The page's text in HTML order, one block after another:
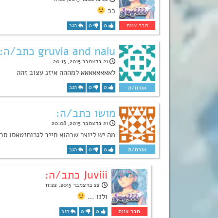
ככ
0
0 הגב
gruvia and nalu כתב/ה:
21 בדצמבר 2015, 20:13
לאאאאאאאא למההה איזנ עצוב זהה
0
0 הגב
מושו כתב/ה:
21 בדצמבר 2015, 20:08
מה יש ליוצר שבהוא חייב לגרוםנטאסו
0
0 הגב
Juviii כתב/ה:
22 בדצמבר 2015, 11:22
ולנו …
0
0 הגב